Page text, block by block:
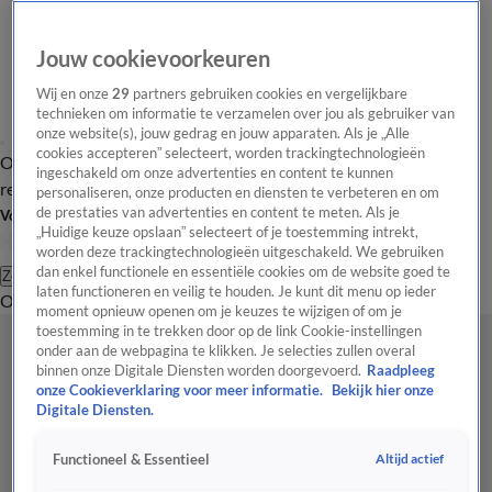
Overzicht Laatste nieuws Regionieuws Het beste van Hart
Tip de
redactie
Volg Hart van Nederland
Zoeken
OverzichtRegioUitzendingenWeerTip de redactiePanelVideo's
Jouw cookievoorkeuren
Wij en onze29 partners gebruiken cookies en vergelijkbare
technieken om informatie te verzamelen over jou als gebruiker van
onze website(s), jouw gedrag en jouw apparaten. Als je „Alle
cookies accepteren” selecteert, worden trackingtechnologieën
ingeschakeld om onze advertenties en content te kunnen
personaliseren, onze producten en diensten te verbeteren en om
de prestaties van advertenties en content te meten. Als je
„Huidige keuze opslaan” selecteert of je toestemming intrekt,
worden deze trackingtechnologieën uitgeschakeld. We gebruiken
dan enkel functionele en essentiële cookies om de website goed te
laten functioneren en veilig te houden. Je kunt dit menu op ieder
moment opnieuw openen om je keuzes te wijzigen of om je
toestemming in te trekken door op de link Cookie-instellingen
onder aan de webpagina te klikken. Je selecties zullen overal
binnen onze Digitale Diensten worden doorgevoerd. Raadpleeg
onze Cookieverklaring voor meer informatie.
Bekijk hier onze
Digitale Diensten.
Functioneel & Essentieel Altijd actief